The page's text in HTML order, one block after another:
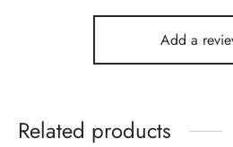
Add a
Related products